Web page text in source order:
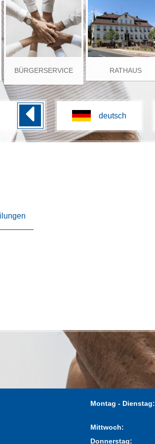
BÜRGERSERVICE RATHAUS
Montag - Dienstag:
Mittwoch:
Donnerstag: